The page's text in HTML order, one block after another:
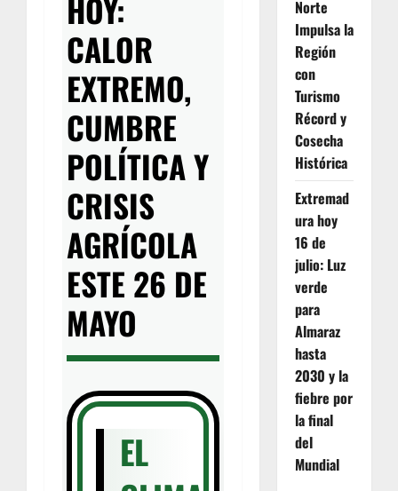
HOY:
CALOR
EXTREMO,
CUMBRE
POLÍTICA Y
CRISIS
AGRÍCOLA
ESTE 26 DE
MAYO
EL
Norte
Impulsa la
Región
con
Turismo
Récord y
Cosecha
Histórica
Extremad
ura hoy
16 de
julio: Luz
verde
para
Almaraz
hasta
2030 y la
fiebre por
la final
del
Mundial